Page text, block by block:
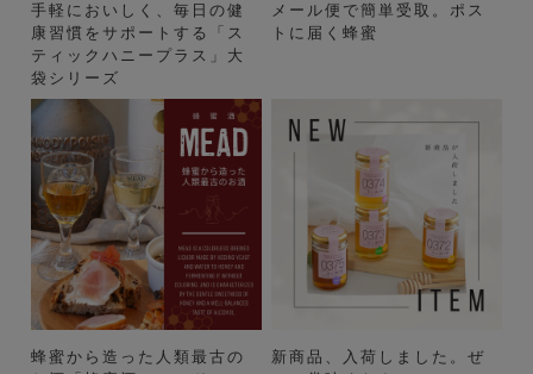
手軽においしく、毎日の健
康習慣をサポートする「ス
ティックハニープラス」大
袋シリーズ
メール便で簡単受取。ポス
トに届く蜂蜜
蜂蜜から造った人類最古の
新商品、入荷しました。ぜ